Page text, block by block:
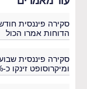
הדוחות אמרו הכול
ומיקרוסופט זינקו כ-7% ומטא צנחה 10%